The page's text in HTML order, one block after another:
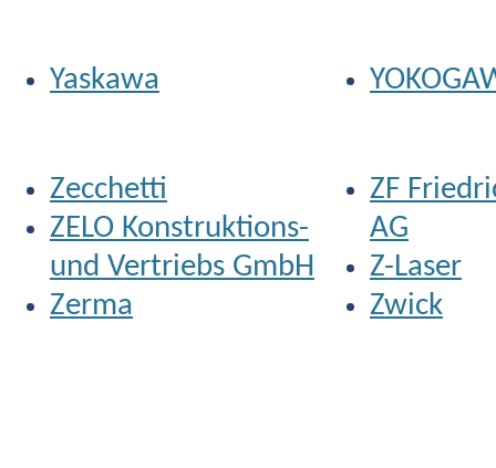
Yaskawa
Zecchetti
ZELO Konstruktions-
und Vertriebs GmbH
Zerma
ZF
AG
Z-Laser
Zwick